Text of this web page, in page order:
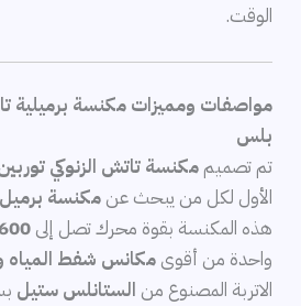
الوقت.
مواصفات ومميزات مكنسة برميلية
بلس
تم تصميممكنسة تاتش الزنوكي
الأول لكل من يبحث عنمكنسة برميل
هذه المكنسة بقوة محرك تصل إلى2600
واحدة من أقوىمكانس شفط المياه
الاتربة المصنوع من الستانلس ستيل